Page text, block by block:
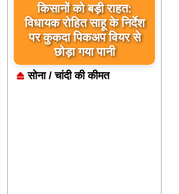
किसानों को बड़ी राहत:
विधायक रोहित साहू के निर्देश
पर कुकदा पिकअप वियर से
छोड़ा गया पानी
सोना / चांदी की कीमत